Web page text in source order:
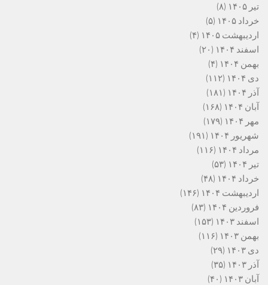
تیر ۱۴۰۵
(۸)
خرداد ۱۴۰۵
(۵)
اردیبهشت ۱۴۰۵
(۴)
اسفند ۱۴۰۴
(۲۰)
بهمن ۱۴۰۴
(۴)
دی ۱۴۰۴
(۱۱۲)
آذر ۱۴۰۴
(۱۸۱)
آبان ۱۴۰۴
(۱۶۸)
مهر ۱۴۰۴
(۱۷۹)
شهریور ۱۴۰۴
(۱۹۱)
مرداد ۱۴۰۴
(۱۱۶)
تیر ۱۴۰۴
(۵۳)
خرداد ۱۴۰۴
(۴۸)
اردیبهشت ۱۴۰۴
(۱۴۶)
فروردین ۱۴۰۴
(۸۳)
اسفند ۱۴۰۳
(۱۵۳)
بهمن ۱۴۰۳
(۱۱۶)
دی ۱۴۰۳
(۲۹)
آذر ۱۴۰۳
(۳۵)
آبان ۱۴۰۳
(۴۰)